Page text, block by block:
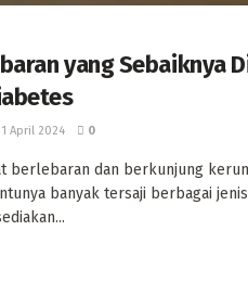
yang Sebaiknya
April 2024 0
berlebaran dan berkunjung
banyak tersaji berbagai